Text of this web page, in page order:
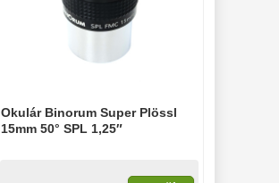
Okulár Binorum Super Plössl
15mm 50° SPL 1,25″